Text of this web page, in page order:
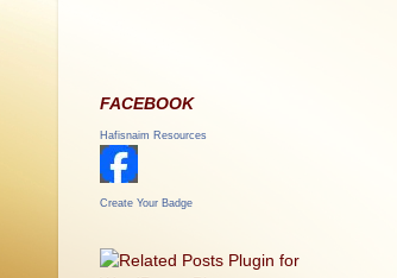
FACEBOOK
Hafisnaim Resources
Create Your Badge